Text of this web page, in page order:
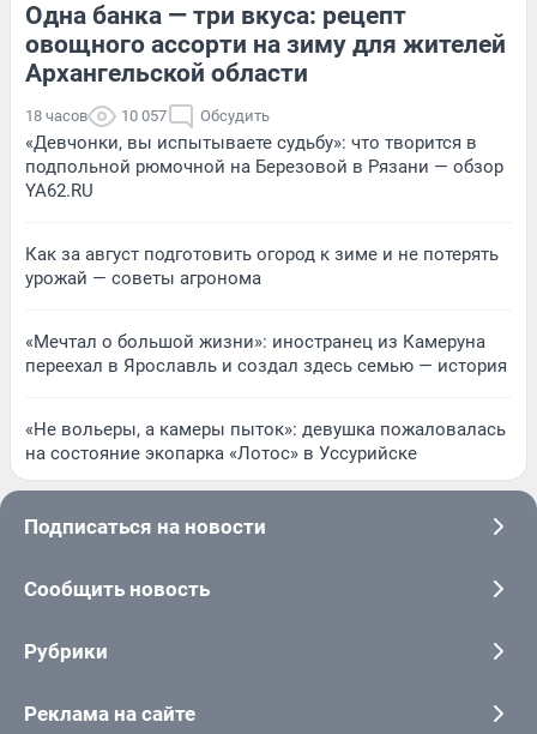
Одна банка — три вкуса: рецепт
овощного ассорти на зиму для жителей
Архангельской области
18 часов 10 057 Обсудить
«Девчонки, вы испытываете судьбу»: что творится в
подпольной рюмочной на Березовой в Рязани — обзор
YA62.RU
Как за август подготовить огород к зиме и не потерять
урожай — советы агронома
«Мечтал о большой жизни»: иностранец из Камеруна
переехал в Ярославль и создал здесь семью — история
«Не вольеры, а камеры пыток»: девушка пожаловалась
на состояние экопарка «Лотос» в Уссурийске
Подписаться на новости
Сообщить новость
Рубрики
Реклама на сайте